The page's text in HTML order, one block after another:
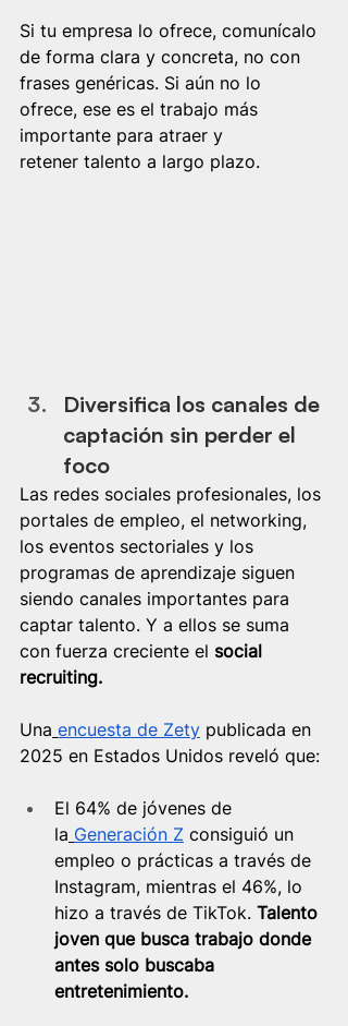
Si tu empresa lo ofrece, comunícalo
de forma clara y concreta, no con
frases genéricas. Si aún no lo
ofrece, ese es el trabajo más
importante para atraer y
retener talento a largo plazo.
Diversifica los canales de
captación sin perder el
foco
Las redes sociales profesionales, los
portales de empleo, el networking,
los eventos sectoriales y los
programas de aprendizaje siguen
siendo canales importantes para
captar talento. Y a ellos se suma
con fuerza creciente el social
recruiting.
Una encuesta de Zety publicada en
2025 en Estados Unidos reveló que:
El 64% de jóvenes de
la Generación Z consiguió un
empleo o prácticas a través de
Instagram, mientras el 46%, lo
hizo a través de TikTok. Talento
joven que busca trabajo donde
antes solo buscaba
entretenimiento.